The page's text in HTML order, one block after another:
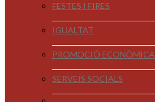
FESTES I FIRES
IGUALTAT
PROMOCIÓ ECONÒMICA
SERVEIS SOCIALS